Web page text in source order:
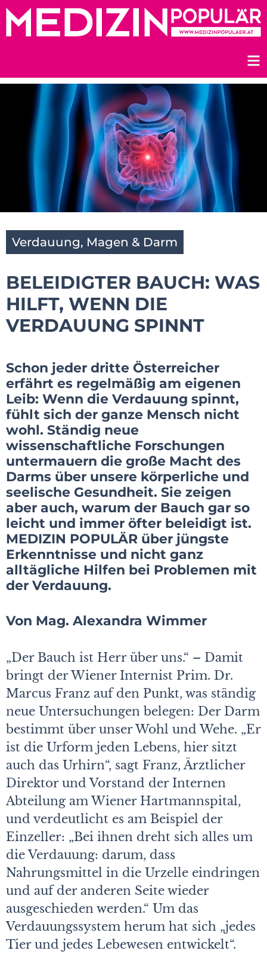
Zum
Inhalt
Verdauung, Magen & Darm
BELEIDIGTER BAUCH: WAS
HILFT, WENN DIE
VERDAUUNG SPINNT
Schon jeder dritte Österreicher
erfährt es regelmäßig am eigenen
Leib: Wenn die Verdauung spinnt,
fühlt sich der ganze Mensch nicht
wohl. Ständig neue
wissenschaftliche Forschungen
untermauern die große Macht des
Darms über unsere körperliche und
seelische Gesundheit. Sie zeigen
aber auch, warum der Bauch gar so
leicht und immer öfter beleidigt ist.
MEDIZIN POPULÄR über jüngste
Erkenntnisse und nicht ganz
alltägliche Hilfen bei Problemen mit
der Verdauung.
Von Mag. Alexandra Wimmer
„Der Bauch ist Herr über uns.“ – Damit
bringt der Wiener Internist Prim. Dr.
Marcus Franz auf den Punkt, was ständig
neue Untersuchungen belegen: Der Darm
bestimmt über unser Wohl und Wehe. „Er
ist die Urform jeden Lebens, hier sitzt
auch das Urhirn“, sagt Franz, Ärztlicher
Direktor und Vorstand der Internen
Abteilung am Wiener Hartmannspital,
und verdeutlicht es am Beispiel der
Einzeller: „Bei ihnen dreht sich alles um
die Verdauung: darum, dass
Nahrungsmittel in die Urzelle eindringen
und auf der anderen Seite wieder
ausgeschieden werden.“ Um das
Verdauungssystem herum hat sich „jedes
Tier und jedes Lebewesen entwickelt“.